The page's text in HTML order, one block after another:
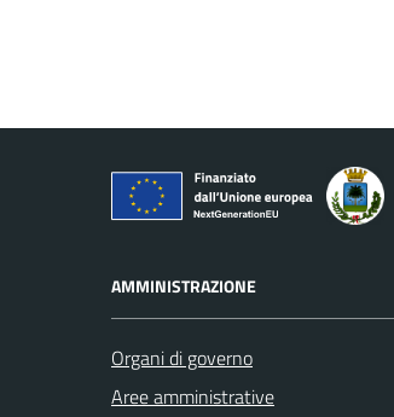
AMMINISTRAZIONE
Organi di governo
Aree amministrative